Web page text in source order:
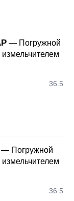
— Погружной
36.5
— Погружной
36.5